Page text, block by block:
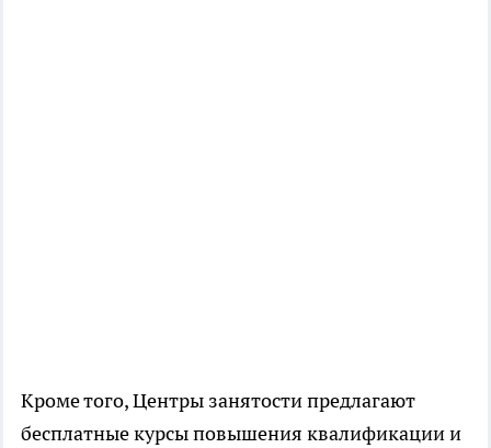
Кроме того, Центры занятости предлагают
бесплатные курсы повышения квалификации и